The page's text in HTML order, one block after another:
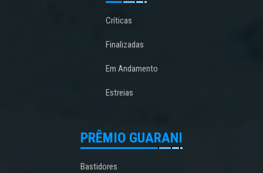
Críticas
Finalizadas
Em Andamento
Estreias
PRÊMIO GUARANI
Bastidores